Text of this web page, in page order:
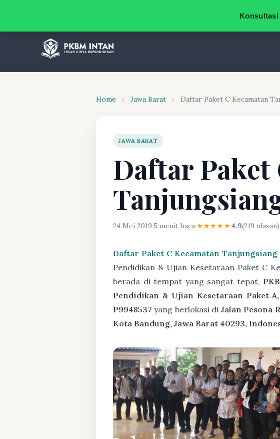
Konsultasi
Home › Jawa Barat › Daftar Paket C Kecamatan
JAWA BARAT
Daftar Paket
24 Mei 2019·5 menit baca·★★★★★4.9(219 ulasan)
Daftar Paket C Kecamatan
Pendidikan & Ujian Kesetaraan Paket C
berada di tempat yang sangat tepat,
Pendidikan & Ujian Kesetaraan Paket
P9948537 yang berlokasi di Jalan Pesona
Kota Bandung, Jawa Barat 40293,